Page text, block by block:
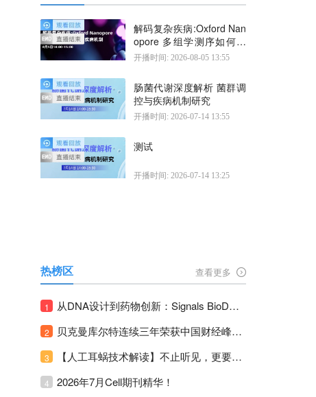
解码复杂疾病:Oxford Nan
opore 多组学测序如何揭
示疾病机制
开播时间: 2026-08-05 13:55
肠菌代谢深度解析 菌群调
控与疾病机制研究
开播时间: 2026-07-14 13:55
测试
开播时间: 2026-07-14 13:25
热榜区 查看更多
1 从DNA设计到药物创新：Signals BioDesign如何重塑分子生物学研发生态！
2 贝克曼库尔特连续三年荣获中国财经峰会三项大奖！
3 【人工耳蜗技术解读】不止听见，更要听见未来 ---- 智能耳蜗，开启人工耳蜗技术新纪元！
4 2026年7月Cell期刊精华！